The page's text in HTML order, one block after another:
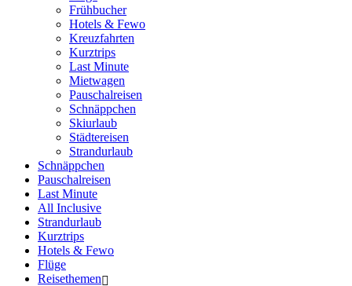
Frühbucher
Hotels & Fewo
Kreuzfahrten
Kurztrips
Last Minute
Mietwagen
Pauschalreisen
Schnäppchen
Skiurlaub
Städtereisen
Strandurlaub
Schnäppchen
Pauschalreisen
Last Minute
All Inclusive
Strandurlaub
Kurztrips
Hotels & Fewo
Flüge
Reisethemen